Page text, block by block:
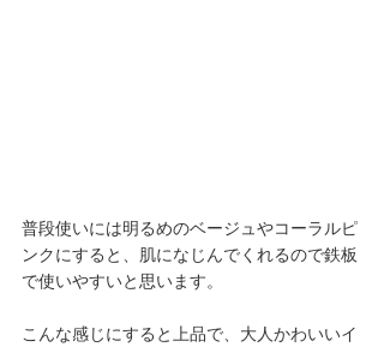
普段使いには明るめのベージュやコーラルピ
ンクにすると、肌になじんでくれるので鉄板
で使いやすいと思います。
こんな感じにすると上品で、大人かわいいイ